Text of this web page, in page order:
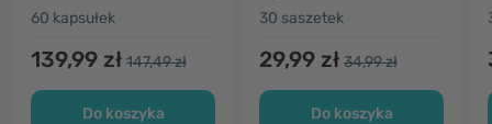
60 kapsułek
139,99 zł 147,49 zł
Do koszyka
30 saszetek
29,99 zł 34,99 zł
Do koszyka